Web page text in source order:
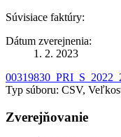
Súvisiace faktúry:
Dátum zverejnenia:
1. 2. 2023
Typ súboru: CSV,
Zverejňovanie